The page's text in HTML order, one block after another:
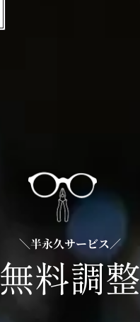
＼半永久サービス／
無料調整